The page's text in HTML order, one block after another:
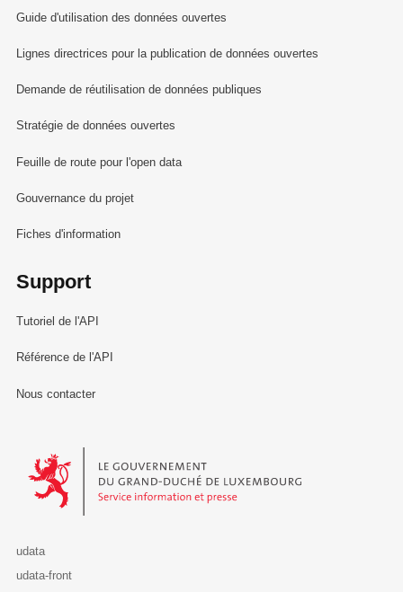
Guide d'utilisation des données ouvertes
Lignes directrices pour la publication de données ouvertes
Demande de réutilisation de données publiques
Stratégie de données ouvertes
Feuille de route pour l'open data
Gouvernance du projet
Fiches d'information
Support
Tutoriel de l'API
Référence de l'API
Nous contacter
Le Gouvernement du Grand-Duché de Luxembourg - Service
udata
udata-front